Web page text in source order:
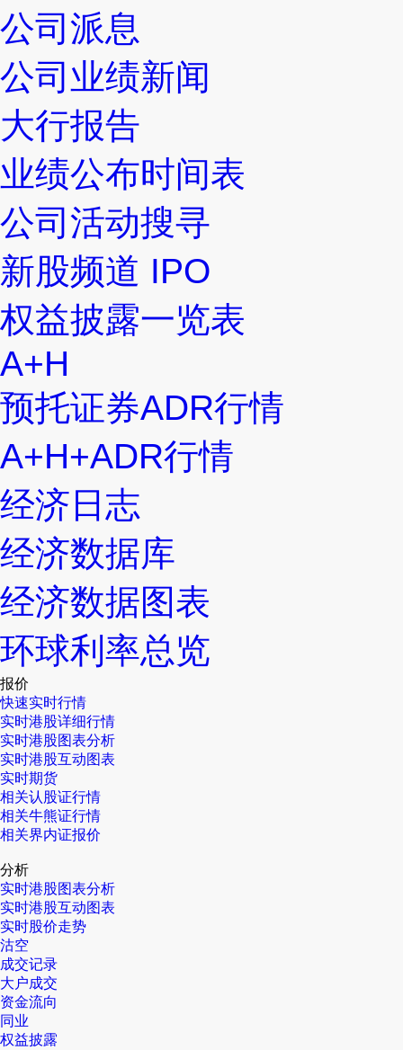
公司派息
公司业绩新闻
大行报告
业绩公布时间表
公司活动搜寻
新股频道 IPO
权益披露一览表
A+H
预托证券ADR行情
A+H+ADR行情
经济日志
经济数据库
经济数据图表
环球利率总览
报价
快速实时行情
实时港股详细行情
实时港股图表分析
实时港股互动图表
实时期货
相关认股证行情
相关牛熊证行情
相关界内证报价
分析
实时港股图表分析
实时港股互动图表
实时股价走势
沽空
成交记录
大户成交
资金流向
同业
权益披露